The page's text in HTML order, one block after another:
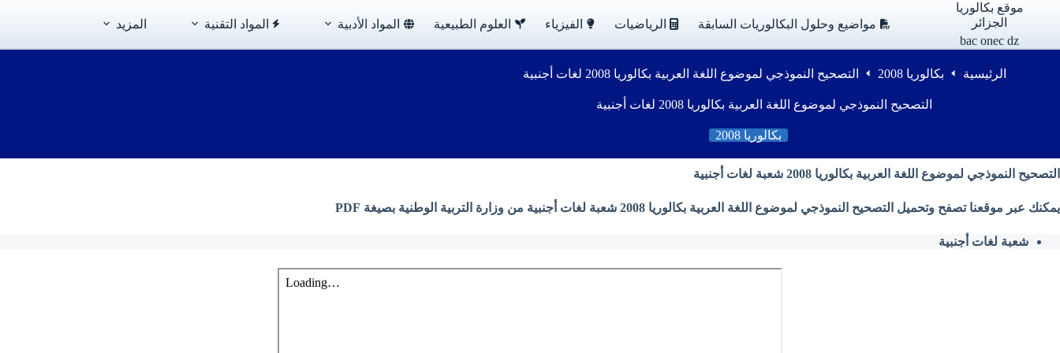
موقع بكالوريا
الجزائر
bac onec dz
مواضيع وحلول البكالوريات السابقة الرياضيات الفيزياء العلوم الطبيعية المواد الأدبية المواد التقنية المزيد
الرئيسية بكالوريا 2008 التصحيح النموذجي لموضوع اللغة العربية بكالوريا 2008 لغات أجنبية
التصحيح النموذجي لموضوع اللغة العربية بكالوريا 2008 لغات أجنبية
بكالوريا 2008
التصحيح النموذجي لموضوع اللغة العربية بكالوريا 2008 شعبة لغات أجنبية
يمكنك عبر موقعنا تصفح وتحميل التصحيح النموذجي لموضوع اللغة العربية بكالوريا 2008 شعبة لغات أجنبية من وزارة التربية الوطنية بصيغة PDF
شعبة لغات أجنبية